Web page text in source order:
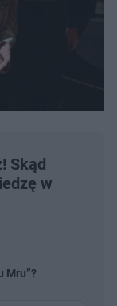
Skąd
w
Mru”?